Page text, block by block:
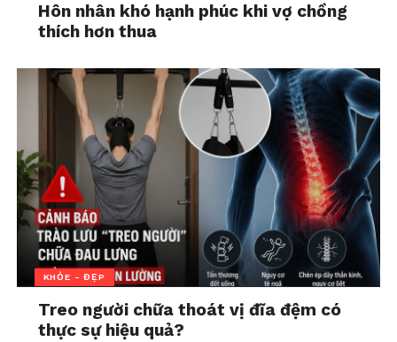
năng lượng của mình.
một cách an toàn, không lo mất lòng, vẫn giữ được
sự chuyên nghiệp và mối quan hệ tích cực,” bà Yên
chia sẻ. “Tôi cũng học cách hiểu rằng: khi ai đó từ
chối, họ chỉ từ chối một đề nghị cụ thể – không
phải từ chối con người tôi.”
Hôn nhân khó hạnh phúc khi vợ chồng
thích hơn thua
KHỎE - ĐẸP
Treo người chữa thoát vị đĩa đệm có
thực sự hiệu quả?